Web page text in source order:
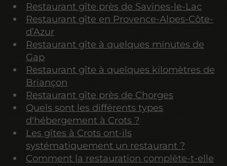
Restaurant gîte près de Savines-le-Lac
Restaurant gîte en Provence-Alpes-Côte-
d’Azur
Restaurant gîte à quelques minutes de
Gap
Restaurant gîte à quelques kilomètres de
Briançon
Restaurant gîte près de Chorges
Quels sont les différents types
d'hébergement à Crots ?
Les gîtes à Crots ont-ils
systématiquement un restaurant ?
Comment la restauration complète-t-elle